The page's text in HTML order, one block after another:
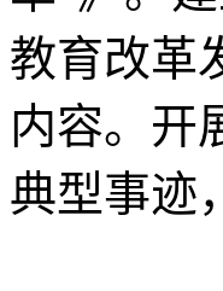
教育改革
内容。开
典型事迹